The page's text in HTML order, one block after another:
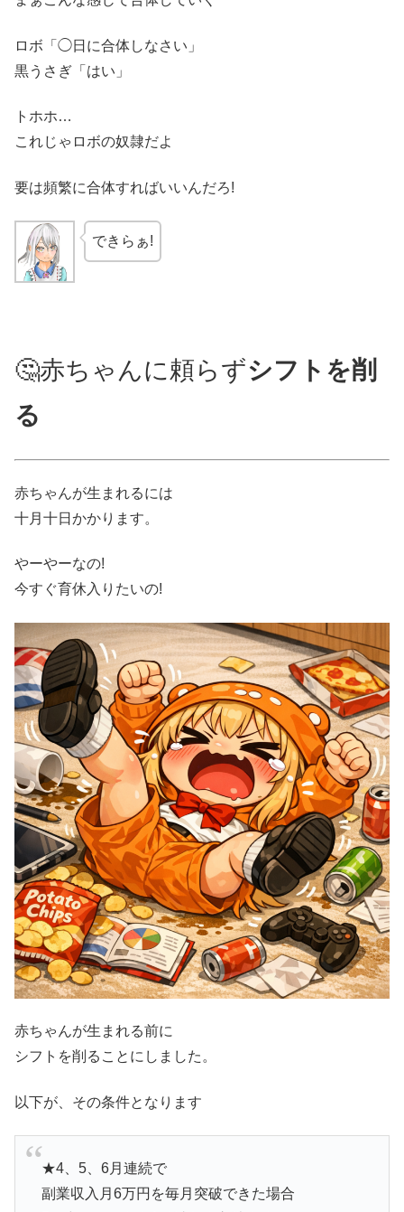
ロボ「◯日に合体しなさい」
黒うさぎ「はい」
トホホ…
これじゃロボの奴隷だよ
要は頻繁に合体すればいいんだろ!
できらぁ!
🤔赤ちゃんに頼らずシフトを削
る
赤ちゃんが生まれるには
十月十日かかります。
やーやーなの!
今すぐ育休入りたいの!
赤ちゃんが生まれる前に
シフトを削ることにしました。
以下が、その条件となります
★4、5、6月連続で
副業収入月6万円を毎月突破できた場合